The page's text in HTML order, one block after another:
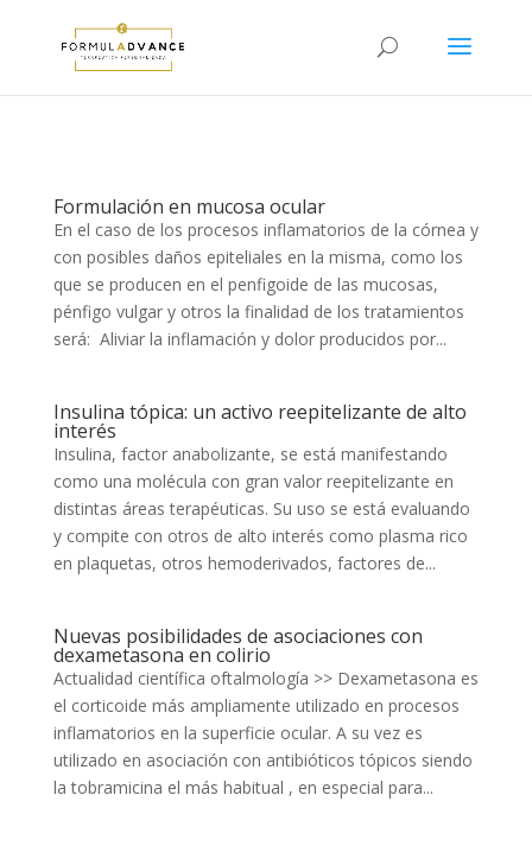
Formulación en mucosa ocular
En el caso de los procesos inflamatorios de la córnea y
con posibles daños epiteliales en la misma, como los
que se producen en el penfigoide de las mucosas,
pénfigo vulgar y otros la finalidad de los tratamientos
será: Aliviar la inflamación y dolor producidos por...
Insulina tópica: un activo reepitelizante de alto
interés
Insulina, factor anabolizante, se está manifestando
como una molécula con gran valor reepitelizante en
distintas áreas terapéuticas. Su uso se está evaluando
y compite con otros de alto interés como plasma rico
en plaquetas, otros hemoderivados, factores de...
Nuevas posibilidades de asociaciones con
dexametasona en colirio
Actualidad científica oftalmología >> Dexametasona es
el corticoide más ampliamente utilizado en procesos
inflamatorios en la superficie ocular. A su vez es
utilizado en asociación con antibióticos tópicos siendo
la tobramicina el más habitual , en especial para...